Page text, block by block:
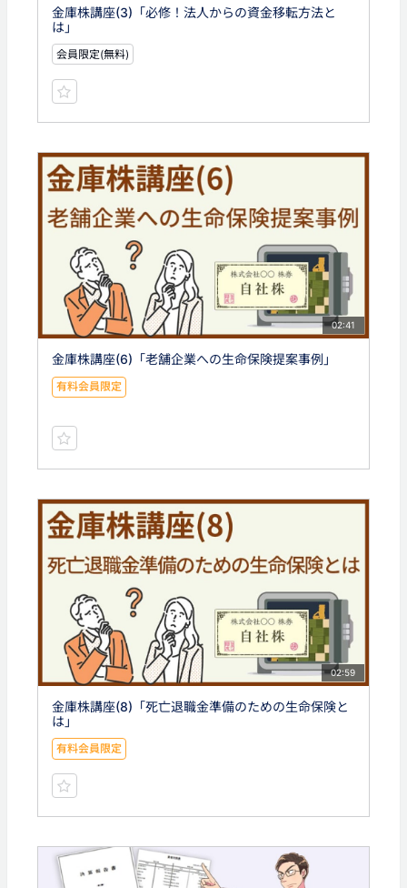
金庫株講座(3)「必修！法人からの資金移転方法と
は」
会員限定(無料)
02:41
金庫株講座(6)「老舗企業への生命保険提案事例」
有料会員限定
02:59
金庫株講座(8)「死亡退職金準備のための生命保険と
は」
有料会員限定